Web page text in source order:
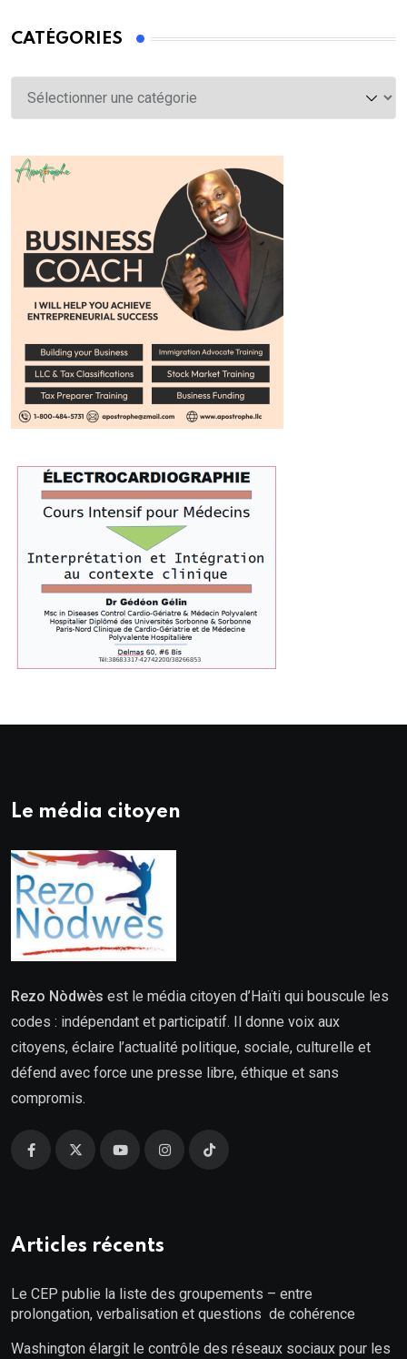
CATÉGORIES
Catégories
Le média citoyen
Rezo Nòdwès est le média citoyen d’Haïti qui bouscule les
codes : indépendant et participatif. Il donne voix aux
citoyens, éclaire l’actualité politique, sociale, culturelle et
défend avec force une presse libre, éthique et sans
compromis.
Articles récents
Le CEP publie la liste des groupements – entre
prolongation, verbalisation et questions de cohérence
Washington élargit le contrôle des réseaux sociaux pour les